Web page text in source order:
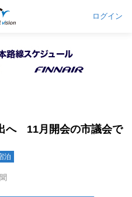
ログイン
へ 11月開会の市議会で
泊